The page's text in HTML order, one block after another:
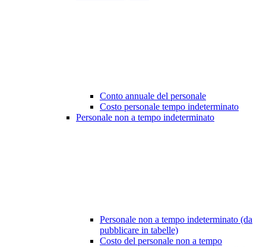
Conto annuale del personale
Costo personale tempo indeterminato
Personale non a tempo indeterminato
Personale non a tempo indeterminato (da
pubblicare in tabelle)
Costo del personale non a tempo